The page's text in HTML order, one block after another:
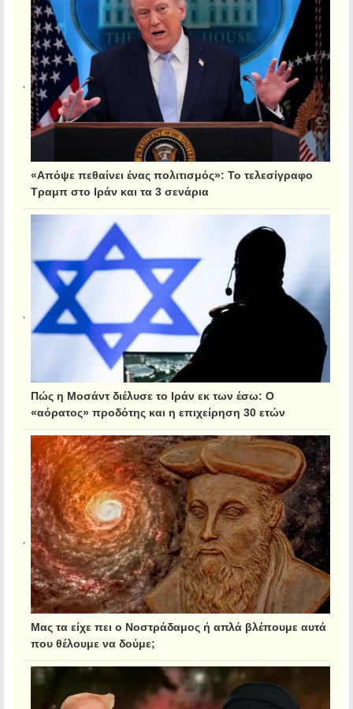
«Απόψε πεθαίνει ένας πολιτισμός»: Το τελεσίγραφο
Τραμπ στο Ιράν και τα 3 σενάρια
Πώς η Μοσάντ διέλυσε το Ιράν εκ των έσω: Ο
«αόρατος» προδότης και η επιχείρηση 30 ετών
Μας τα είχε πει ο Νοστράδαμος ή απλά βλέπουμε αυτά
που θέλουμε να δούμε;